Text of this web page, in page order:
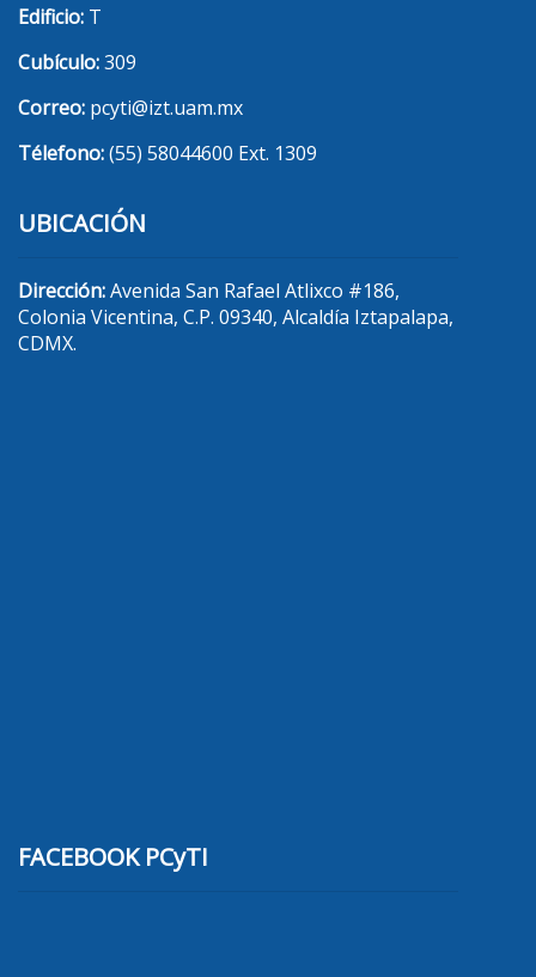
Edificio: T
Cubículo:309
Correo: pcyti@izt.uam.mx
Télefono:(55) 58044600 Ext. 1309
UBICACIÓN
Dirección:Avenida San Rafael Atlixco #186,
Colonia Vicentina, C.P. 09340, Alcaldía Iztapalapa,
CDMX.
FACEBOOK PCyTI